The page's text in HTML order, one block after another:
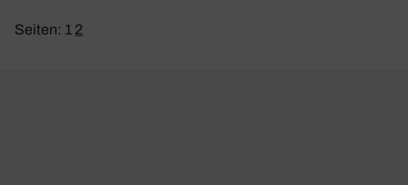
Seiten: 1 2